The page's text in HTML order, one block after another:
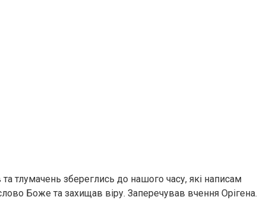
та тлумачень збереглись до нашого часу, які написам
Боже та захищав віру. Заперечував вчення Орігена.